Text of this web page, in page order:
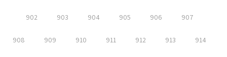
902 903 904 905 906 907
908 909 910 911 912 913 914